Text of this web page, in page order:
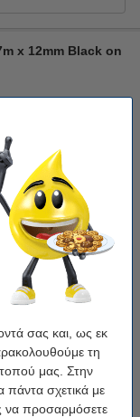
σας και, ως εκ
τη
μας. Στην
πάντα σχετικά με
να προσαρμόσετε
x 12mm Black on
παράδοση!